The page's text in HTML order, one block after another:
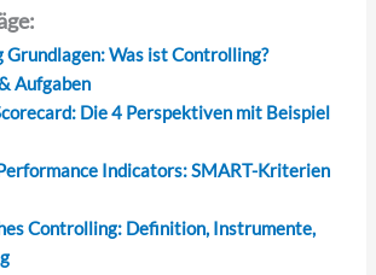
Grundlagen: Was ist Controlling?
Aufgaben
Die 4 Perspektiven mit Beispiel
Indicators: SMART-Kriterien
Controlling: Definition, Instrumente,